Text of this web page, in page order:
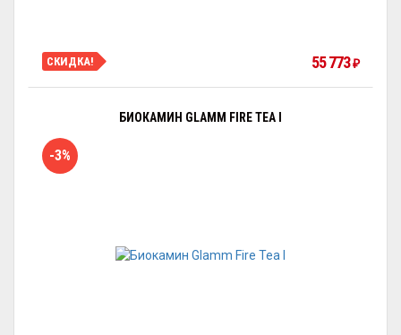
СКИДКА! 55 773₽
БИОКАМИН GLAMM FIRE TEA I
-3%